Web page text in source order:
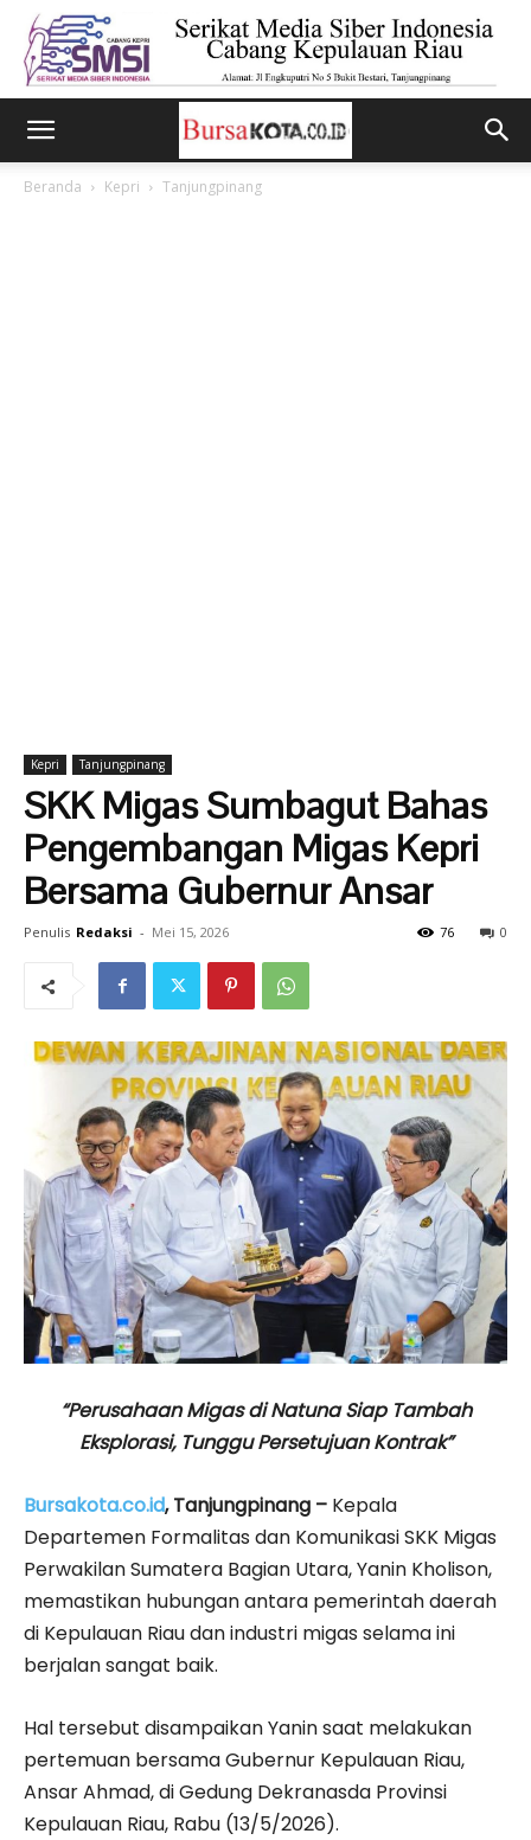
Beranda Kepri Tanjungpinang
Kepri Tanjungpinang
SKK Migas Sumbagut Bahas
Pengembangan Migas Kepri
Bersama Gubernur Ansar
Penulis Redaksi - Mei 15, 2026 0
76
“Perusahaan Migas di Natuna Siap Tambah
Eksplorasi, Tunggu Persetujuan Kontrak”
Bursakota.co.id, Tanjungpinang – Kepala
Departemen Formalitas dan Komunikasi SKK Migas
Perwakilan Sumatera Bagian Utara, Yanin Kholison,
memastikan hubungan antara pemerintah daerah
di Kepulauan Riau dan industri migas selama ini
berjalan sangat baik.
Hal tersebut disampaikan Yanin saat melakukan
pertemuan bersama Gubernur Kepulauan Riau,
Ansar Ahmad, di Gedung Dekranasda Provinsi
Kepulauan Riau, Rabu (13/5/2026).